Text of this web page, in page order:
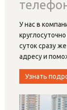
У нас в
суток сразу
адресу и
Узнать